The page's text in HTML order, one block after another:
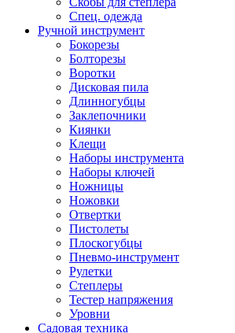
Спец. одежда
Ручной инструмент
Бокорезы
Болторезы
Воротки
Дисковая пила
Длинногубцы
Заклепочники
Киянки
Клещи
Наборы инструмента
Наборы ключей
Ножницы
Ножовки
Отвертки
Пистолеты
Плоскогубцы
Пневмо-инструмент
Рулетки
Степлеры
Тестер напряжения
Уровни
Садовая техника